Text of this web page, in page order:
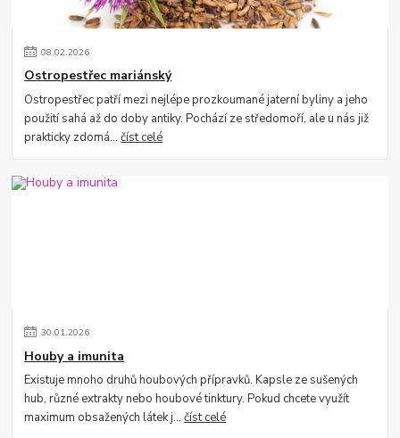
08.02.2026
Ostropestřec mariánský
Ostropestřec patří mezi nejlépe prozkoumané jaterní byliny a jeho
použití sahá až do doby antiky. Pochází ze středomoří, ale u nás již
prakticky zdomá...číst celé
30.01.2026
Houby a imunita
Existuje mnoho druhů houbových přípravků. Kapsle ze sušených
hub, různé extrakty nebo houbové tinktury. Pokud chcete využít
maximum obsažených látek j...číst celé